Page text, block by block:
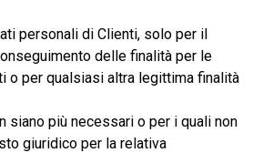
personali di Clienti, solo per il
delle finalità per le
o per qualsiasi altra legittima finalità
siano più necessari o per i quali non
giuridico per la relativa